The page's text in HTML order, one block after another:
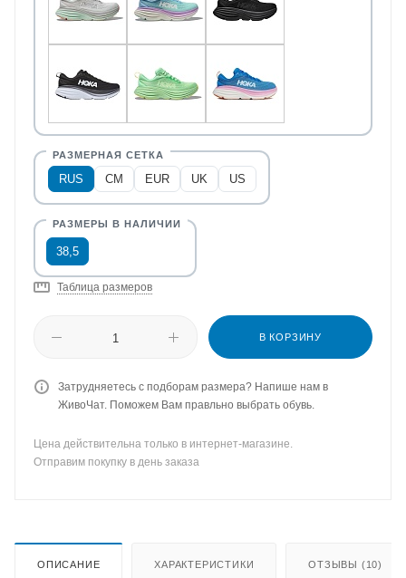
RUS CM EUR UK US
38,5
Таблица размеров
В КОРЗИНУ
Затрудняетесь с подборам размера? Напише нам в
ЖивоЧат. Поможем Вам правльно выбрать обувь.
Цена действительна только в интернет-магазине.
Отправим покупку в день заказа
ОПИСАНИЕ ХАРАКТЕРИСТИКИ ОТЗЫВЫ (10)